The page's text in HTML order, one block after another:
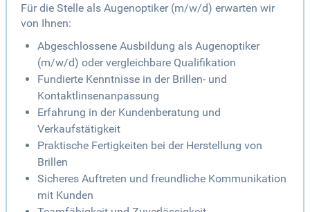
Für die Stelle als Augenoptiker (m/w/d) erwarten wir
von Ihnen:
Abgeschlossene Ausbildung als Augenoptiker
(m/w/d) oder vergleichbare Qualifikation
Fundierte Kenntnisse in der Brillen- und
Kontaktlinsenanpassung
Erfahrung in der Kundenberatung und
Verkaufstätigkeit
Praktische Fertigkeiten bei der Herstellung von
Brillen
Sicheres Auftreten und freundliche Kommunikation
mit Kunden